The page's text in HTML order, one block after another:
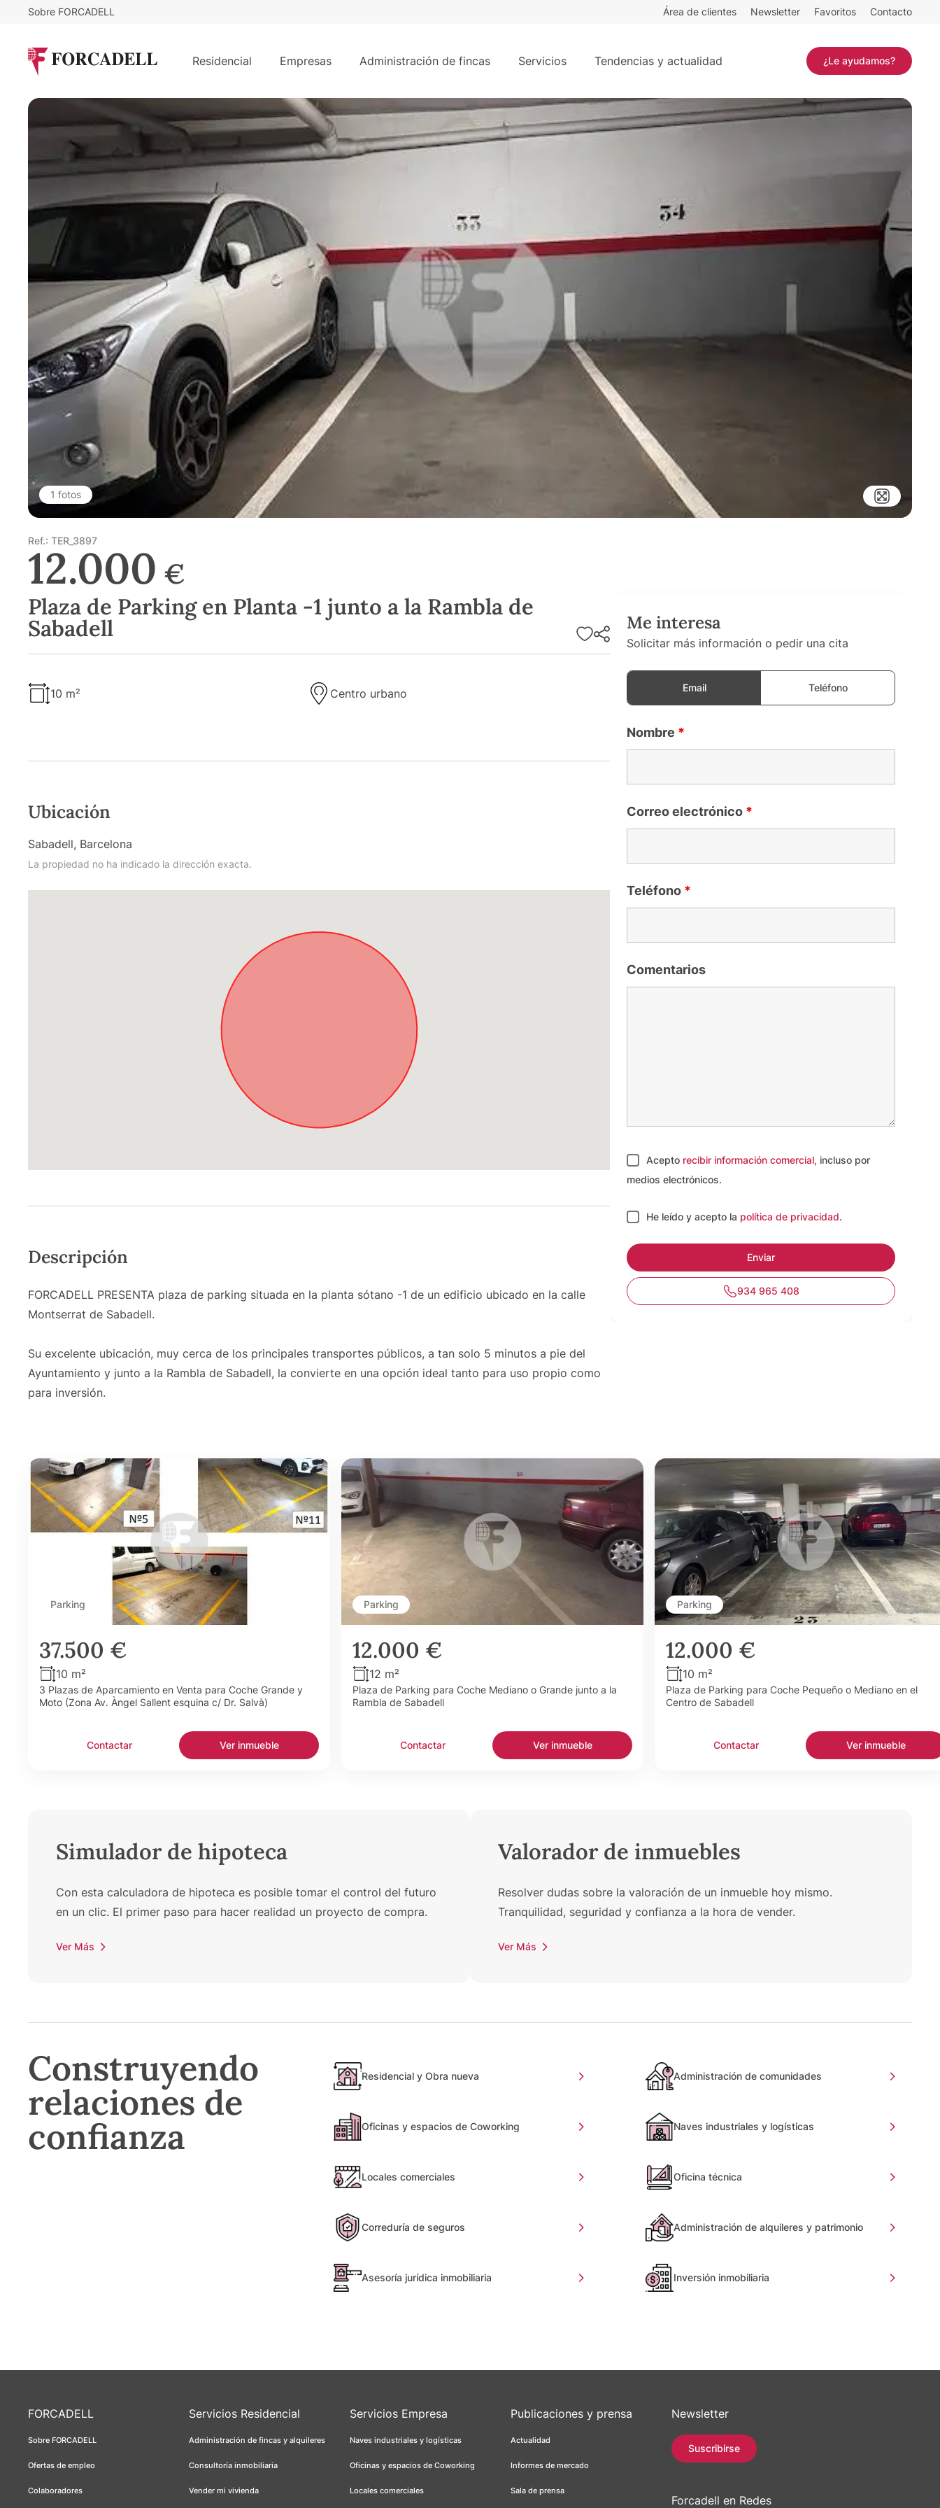
Sobre FORCADELL Área de clientes Newsletter Favoritos Contacto
Residencial Empresas Administración de fincas Servicios Tendencias y actualidad ¿Le ayudamos?
Plaza de Parking en Planta -1 junto a la Rambla de Sabadell
1 fotos
Ref.: TER_3897
12.000 €
Plaza de Parking en Planta -1 junto a la Rambla de
Sabadell
10 m² Centro urbano
Ubicación
Sabadell, Barcelona
La propiedad no ha indicado la dirección exacta.
Descripción
FORCADELL PRESENTA plaza de parking situada en la planta sótano -1 de un edificio ubicado en la calle
Montserrat de Sabadell.
Su excelente ubicación, muy cerca de los principales transportes públicos, a tan solo 5 minutos a pie del
Ayuntamiento y junto a la Rambla de Sabadell, la convierte en una opción ideal tanto para uso propio como
para inversión.
Me interesa
Solicitar más información o pedir una cita
Email Teléfono
Nombre *
Correo electrónico *
Teléfono *
Comentarios
Acepto recibir información comercial, incluso por
medios electrónicos.
He leído y acepto la política de privacidad.
934 965 408
Parking
37.500 €
10 m²
3 Plazas de Aparcamiento en Venta para Coche Grande y
Moto (Zona Av. Àngel Sallent esquina c/ Dr. Salvà)
Contactar Ver inmueble
Parking
12.000 €
12 m²
Plaza de Parking para Coche Mediano o Grande junto a la
Rambla de Sabadell
Contactar Ver inmueble
Parking
12.000 €
10 m²
Plaza de Parking para Coche Pequeño o Mediano en el
Centro de Sabadell
Contactar Ver inmueble
Simulador de hipoteca
Con esta calculadora de hipoteca es posible tomar el control del futuro
en un clic. El primer paso para hacer realidad un proyecto de compra.
Ver Más
Valorador de inmuebles
Resolver dudas sobre la valoración de un inmueble hoy mismo.
Tranquilidad, seguridad y confianza a la hora de vender.
Ver Más
Construyendo
relaciones de
confianza
Residencial y Obra nueva Administración de comunidades
Oficinas y espacios de Coworking Naves industriales y logísticas
Locales comerciales Oficina técnica
Correduría de seguros Administración de alquileres y patrimonio
Asesoría jurídica inmobiliaria Inversión inmobiliaria
FORCADELL
Sobre FORCADELL
Ofertas de empleo
Colaboradores
Servicios Residencial
Administración de fincas y alquileres
Consultoría inmobiliaria
Vender mi vivienda
Servicios Empresa
Naves industriales y logísticas
Oficinas y espacios de Coworking
Locales comerciales
Publicaciones y prensa
Actualidad
Informes de mercado
Sala de prensa
Newsletter
Suscribirse
Forcadell en Redes